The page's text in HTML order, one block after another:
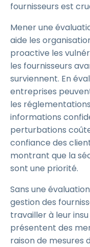
fournisseurs est
Mener une
aide les
proactive les
les fournisseurs
surviennent. En
entreprises
les
informations
perturbations
confiance des
montrant que la
sont une priorité.
Sans une
gestion des
travailler à leur
présentent des
raison de mesures